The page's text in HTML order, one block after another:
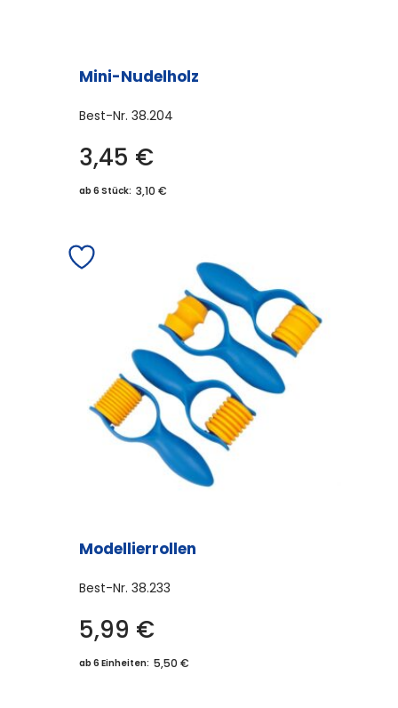
Mini-Nudelholz
Best-Nr. 38.204
3,45 €
ab 6 Stück: 3,10 €
Modellierrollen
Best-Nr. 38.233
5,99 €
ab 6 Einheiten: 5,50 €